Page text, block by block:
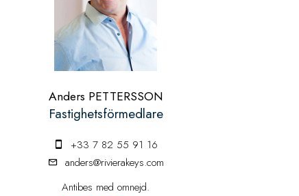
Anders PETTERSSON
Fastighetsförmedlare
+33 7 82 55 91 16
anders@rivierakeys.com
Antibes med omnejd.